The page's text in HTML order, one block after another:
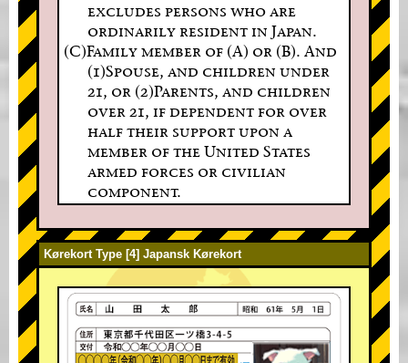
excludes persons who are
ordinarily resident in Japan.
(C)Family member of (A) or (B). And
(1)Spouse, and children under
21, or (2)Parents, and children
over 21, if dependent for over
half their support upon a
member of the United States
armed forces or civilian
component.
Kørekort Type [4] Japansk Kørekort